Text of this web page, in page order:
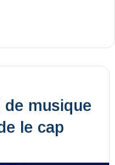
de musique
le cap